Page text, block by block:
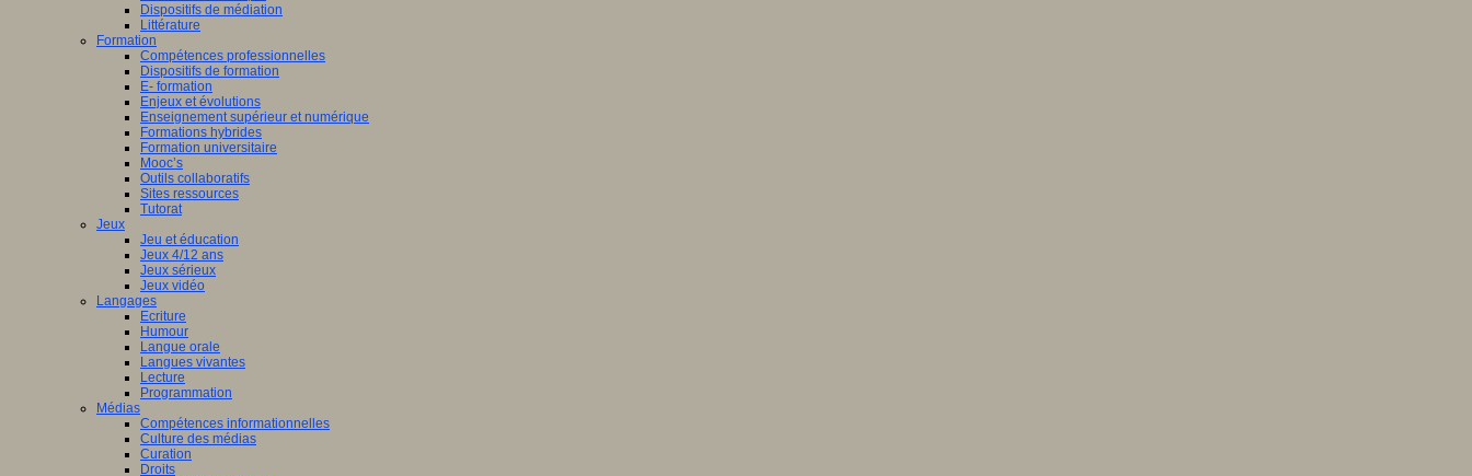
Dispositifs de médiation
Littérature
Formation
Compétences professionnelles
Dispositifs de formation
E- formation
Enjeux et évolutions
Enseignement supérieur et numérique
Formations hybrides
Formation universitaire
Mooc’s
Outils collaboratifs
Sites ressources
Tutorat
Jeux
Jeu et éducation
Jeux 4/12 ans
Jeux sérieux
Jeux vidéo
Langages
Ecriture
Humour
Langue orale
Langues vivantes
Lecture
Programmation
Médias
Compétences informationnelles
Culture des médias
Curation
Droits